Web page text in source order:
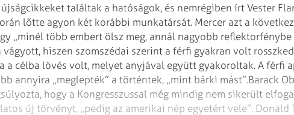
találtak a hatóságok, és nemrégiben írt Vester
lőtte agyon két korábbi munkatársát. Mercer azt a
„minél több embert ölsz meg, annál nagyobb reflektorfénybe
hiszen szomszédai szerint a férfi gyakran volt
a célba lövés volt, melyet anyjával együtt gyakoroltak. A férfi
annyira „meglepték” a történtek, „mint bárki mást”.Barack
hogy a Kongresszussal még mindig nem sikerült
új törvényt, „pedig az ameri­kai nép egyetért vele”. Donald